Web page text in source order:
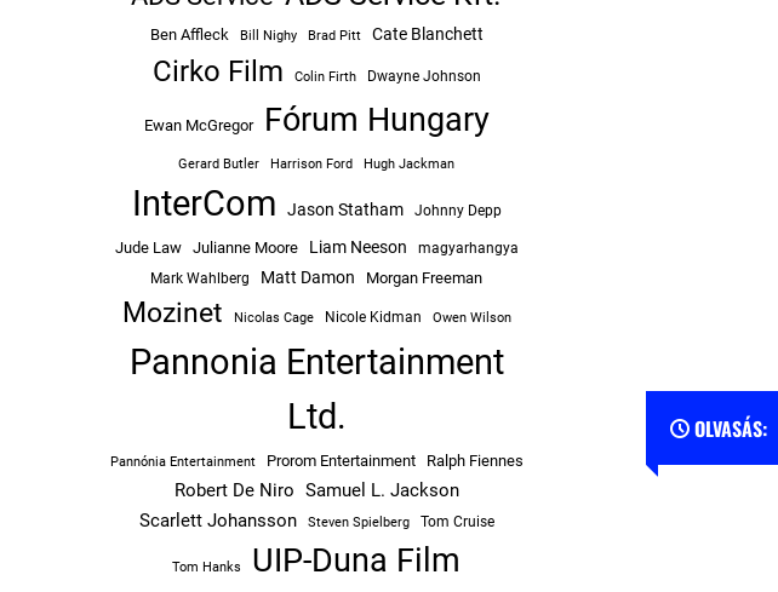
OLVASÁS:
Ben Affleck Bill Nighy Brad Pitt Cate Blanchett
Cirko Film Colin Firth Dwayne Johnson
Ewan McGregor Fórum Hungary
Gerard Butler Harrison Ford Hugh Jackman
InterCom Jason Statham Johnny Depp
Jude Law Julianne Moore Liam Neeson
magyarhangya
Mark Wahlberg
Matt Damon Morgan Freeman
Mozinet Nicolas Cage Nicole Kidman Owen Wilson
Pannonia Entertainment
Ltd.
Pannónia Entertainment Prorom Entertainment Ralph Fiennes
Robert De Niro Samuel L. Jackson
Scarlett Johansson
Steven Spielberg Tom Cruise
Tom Hanks UIP-Duna Film